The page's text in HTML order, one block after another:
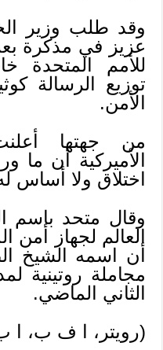
وقد طلب وزير
عزيز في مذكرة
للأمم المتحدة
توزيع الرسالة
الأمن.
من جهتها
الأميركية أن
اختلاق ولا أساس
وقال متحد باسم
العالم لجهاز أمن
أن اسمه الشيخ
مجاملة روتينية
الثاني الماضي.
(رويتر، ا ف ب، ا